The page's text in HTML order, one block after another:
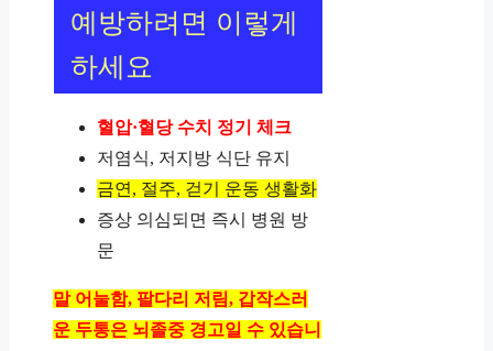
예방하려면 이렇게
하세요
혈압·혈당 수치 정기 체크
저염식, 저지방 식단 유지
금연, 절주, 걷기 운동 생활화
증상 의심되면 즉시 병원 방
문
말 어눌함, 팔다리 저림, 갑작스러
운 두통은 뇌졸중 경고일 수 있습니